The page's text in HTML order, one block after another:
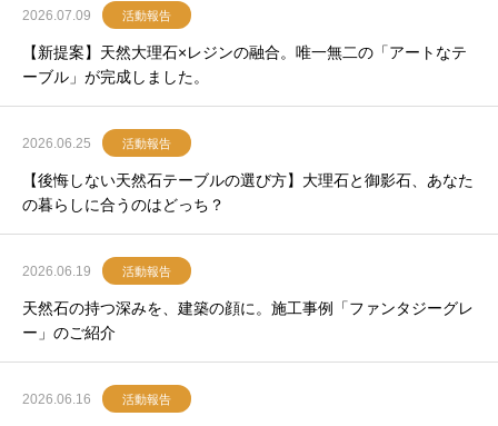
2026.07.09 活動報告
【新提案】天然大理石×レジンの融合。唯一無二の「アートなテ
ーブル」が完成しました。
2026.06.25 活動報告
【後悔しない天然石テーブルの選び方】大理石と御影石、あなた
の暮らしに合うのはどっち？
2026.06.19 活動報告
天然石の持つ深みを、建築の顔に。施工事例「ファンタジーグレ
ー」のご紹介
2026.06.16 活動報告